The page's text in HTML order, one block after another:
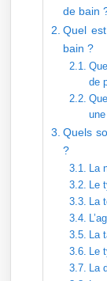
de bain
Quel
bain ?
de
Quels
?
La
Le
La
La
Le
La